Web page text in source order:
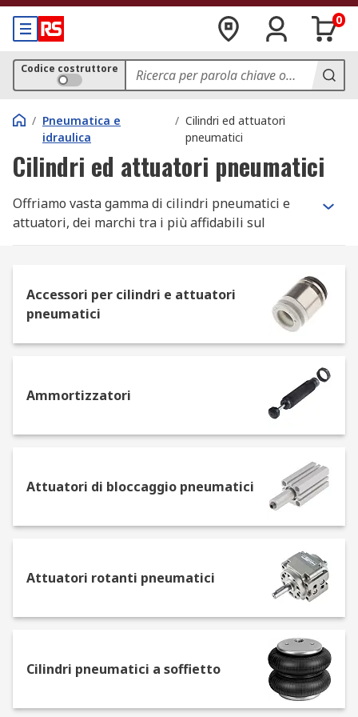
0
Codice costruttore
/ Pneumatica e
idraulica
/ Cilindri ed attuatori
pneumatici
Cilindri ed attuatori pneumatici
Offriamo vasta gamma di cilindri pneumatici e
attuatori, dei marchi tra i più affidabili sul
catalogo
Accessori per cilindri e attuatori pneumatici:
pneumatici. Possono includere elementi
componenti.
l'energia cinetica di un oggetto in
movimento. Usati per ridurre l'impatto di un
oggetto in movimento o per controllare il
Attuatori di bloccaggio pneumatici: bloccano
un oggetto in posizione quando non è in
rotatorio. Impiegati per controllare il
movimento di valvole, nastri trasportatori e
altri oggetti che devono ruotare.
Accessori per cilindri e attuatori
pneumatici
Ammortizzatori
Attuatori di bloccaggio pneumatici
Attuatori rotanti pneumatici
Cilindri pneumatici a soffietto